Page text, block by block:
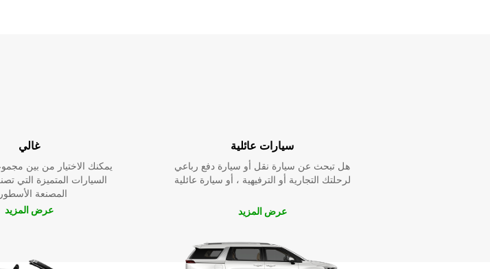
غالي
يمكنك الاختيار من بين
السيارات المتميزة التي
المصنعة
عرض المزيد
سيارات عائلية
هل تبحث عن سيارة نقل أو سيارة دفع رباعي
لرحلتك التجارية أو الترفيهية ، أو سيارة عائلية
عرض المزيد